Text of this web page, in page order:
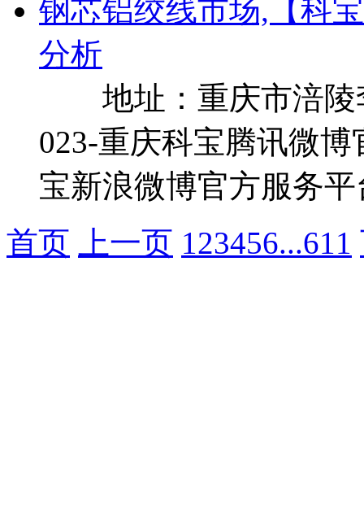
钢芯铝绞线市场,【科
分析
地址：重庆市涪陵
023-重庆科宝腾讯微博
宝新浪微博官方服务平
首页
上一页 123456...611